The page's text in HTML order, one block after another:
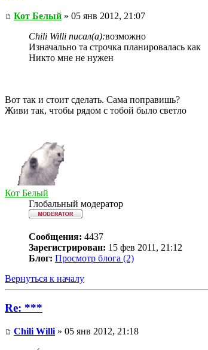
Кот Белый » 05 янв 2012, 21:07
Chili Willi писал(а):возможно
Изначально та строчка планировалась как
Никто мне не нужен
Вот так и стоит сделать. Сама поправишь?
Живи так, чтобы рядом с тобой было светло
Кот Белый
Глобальный модератор
Сообщения: 4437
Зарегистрирован: 15 фев 2011, 21:12
Блог: Просмотр блога (2)
Вернуться к началу
Re: ***
Chili Willi » 05 янв 2012, 21:18